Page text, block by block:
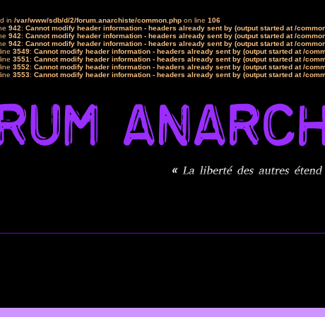
in /var/www/sdb/d/2/forum.anarchiste/common.php on line 106
942: Cannot modify header information - headers already sent by (output started at /
942: Cannot modify header information - headers already sent by (output started at /
942: Cannot modify header information - headers already sent by (output started at /
3549: Cannot modify header information - headers already sent by (output started at /
3551: Cannot modify header information - headers already sent by (output started at /
3552: Cannot modify header information - headers already sent by (output started at /
3553: Cannot modify header information - headers already sent by (output started at /